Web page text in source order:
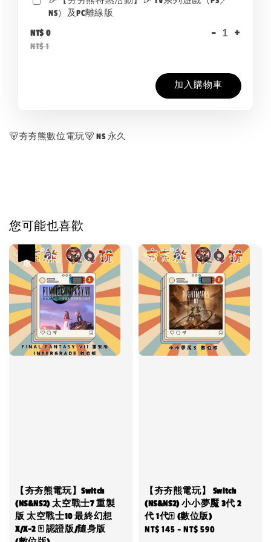
NS）及PC離線版
NT$ 0
NT$ 1
- +
加入購物車
🐻夯夯熊數位電玩🐻 NS 永久
您可能也喜歡
【夯夯熊電玩】Switch
(NS&NS2) 太空戰士7 重製
版 太空戰士10 最終幻想
X/X-2 🀄 認證版/隨身版
【夯夯熊電玩】 Switch
(NS&NS2) 小小夢魘 3代 2
代 1代🀄 (數位版)
Regular
NT$ 145 -NT$ 590